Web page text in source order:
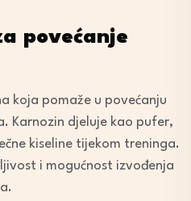
povećanje
koja pomaže u povećanju
Karnozin djeluje kao pufer,
kiseline tijekom treninga.
i mogućnost izvođenja